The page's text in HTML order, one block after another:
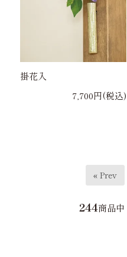
掛花入
7,700円(税込)
« Prev
244商品中